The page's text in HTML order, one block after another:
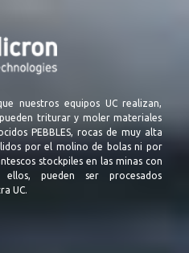
nuestros equipos UC realizan,
triturar y moler materiales
PEBBLES, rocas de muy alta
por el molino de bolas ni por
stockpiles en las minas con
pueden ser procesados
UC.